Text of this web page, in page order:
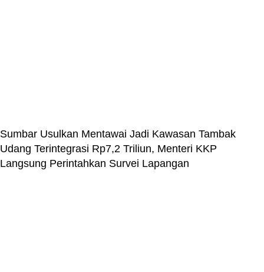
Sumbar Usulkan Mentawai Jadi Kawasan Tambak
Udang Terintegrasi Rp7,2 Triliun, Menteri KKP
Langsung Perintahkan Survei Lapangan